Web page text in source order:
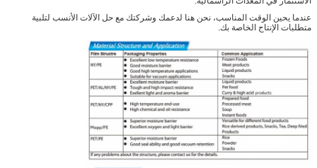
وقت التسليم: 20~25 يوماً سنبذل قصارى جهدنا لنقص الوقت
عندما يحين الوقت المناسب، نحن هنا لدعمك وشركتك مع حل الآلات الأنسب لتلبية
متطلبات الإنتاج الخاصة بك.